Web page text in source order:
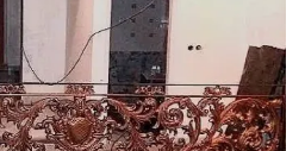
Klasik
Murah Jakarta
Kursi Teras Besi Tempa
Besi Tempa Klasik Mewah
Tempa Antik Mewah